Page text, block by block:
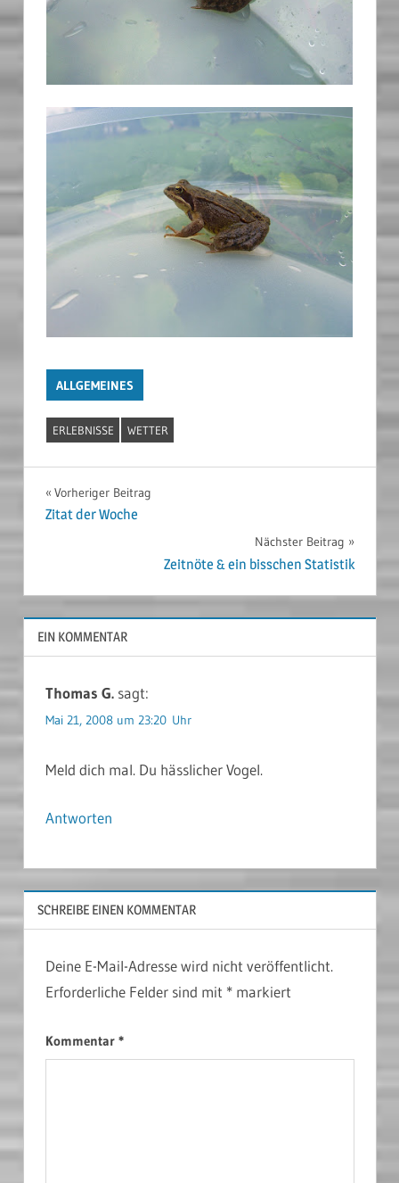
ALLGEMEINES
ERLEBNISSE WETTER
Beitragsnavigation
Vorheriger Beitrag
Zitat der Woche
Nächster Beitrag
Zeitnöte & ein bisschen Statistik
EIN KOMMENTAR
Thomas G. sagt:
Mai 21, 2008 um 23:20 Uhr
Meld dich mal. Du hässlicher Vogel.
Antworten
SCHREIBE EINEN KOMMENTAR
Deine E-Mail-Adresse wird nicht veröffentlicht.
Erforderliche Felder sind mit *markiert
Kommentar *